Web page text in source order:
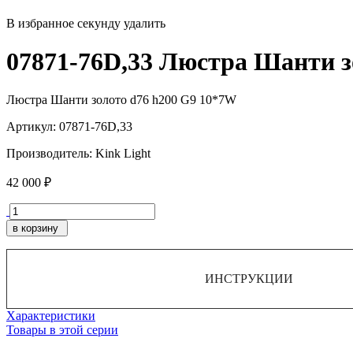
В избранное секунду удалить
07871-76D,33 Люстра Шанти
Люстра Шанти золото d76 h200 G9 10*7W
Артикул: 07871-76D,33
Производитель: Kink Light
42 000 ₽
в корзину
ИНСТРУКЦИИ
Характеристики
Товары в этой серии